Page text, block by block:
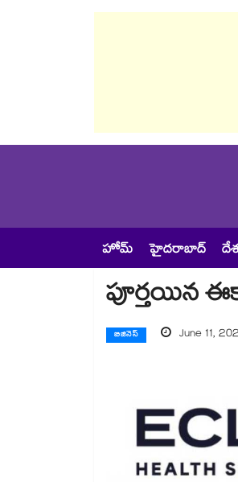
హోమ్ హైదరాబాద్
పూర్తయిన
బిజినెస్ June 11,